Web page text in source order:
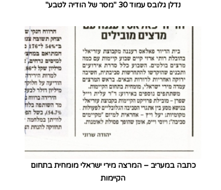
נדלן גלובס עמוד 30 "מסר של הודיה לטבע"
כתבה במעריב – המרצה מירי ישראלי מומחית בתחום
הקיימות